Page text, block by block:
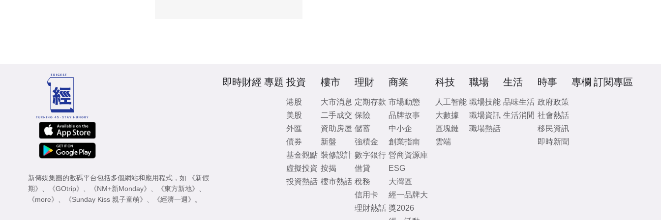
新傳媒集團的數碼平台包括多個網站和應用程式，如
《新假
期》
《GOtrip》 《NM+新Monday》 《東方新地》
《more》
《Sunday Kiss 親子童萌》 《經濟一週》 。
即時財經 專題 投資
港股
美股
外匯
債券
基金觀點
虛擬投資
投資熱話
樓市
大市消息
二手成交
資助房屋
新盤
裝修設計
按揭
樓市熱話
理財
定期存款
保險
儲蓄
強積金
數字銀行
借貸
稅務
信用卡
理財熱話
商業
市場動態
品牌故事
中小企
創業指南
營商資源庫
ESG
大灣區
經一品牌大
獎2026
科技
人工智能
大數據
區塊鏈
雲端
職場
職場技能
職場資訊
職場熱話
生活
品味生活
生活消閒
時事
政府政策
社會熱話
移民資訊
即時新聞
專欄 訂閱專區